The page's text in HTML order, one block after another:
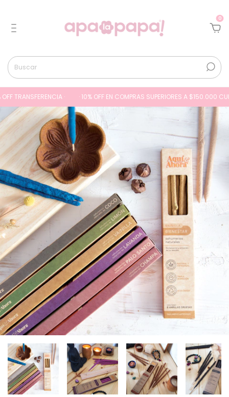
0
TRANSFERENCIA · · 10% OFF EN COMPRAS SUPERIORES A $150.000